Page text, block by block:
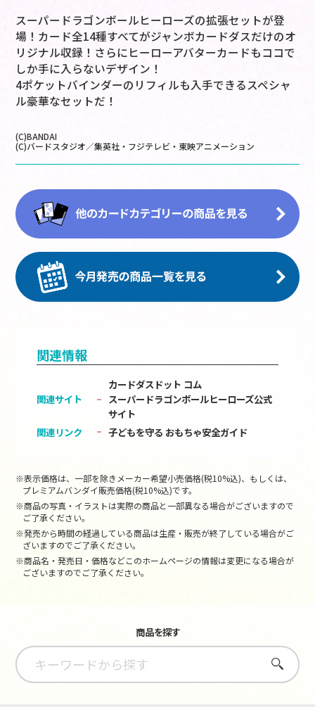
スーパードラゴンボールヒーローズの拡張セットが登
場！カード全14種すべてがジャンボカードダスだけのオ
リジナル収録！さらにヒーローアバターカードもココで
しか手に入らないデザイン！
4ポケットバインダーのリフィルも入手できるスペシャ
ル豪華なセットだ！
(C)BANDAI
(C)バードスタジオ／集英社・フジテレビ・東映アニメーション
関連情報
関連サイト
カードダスドット コム
スーパードラゴンボールヒーローズ公式
サイト
関連リンク
子どもを守る おもちゃ安全ガイド
※表示価格は、一部を除きメーカー希望小売価格(税10%込)、もしくは、
プレミアムバンダイ販売価格(税10%込)です。
※商品の写真・イラストは実際の商品と一部異なる場合がございますので
ご了承ください。
※発売から時間の経過している商品は生産・販売が終了している場合がご
ざいますのでご了承ください。
※商品名・発売日・価格などこのホームページの情報は変更になる場合が
ございますのでご了承ください。
商品を探す
さがす